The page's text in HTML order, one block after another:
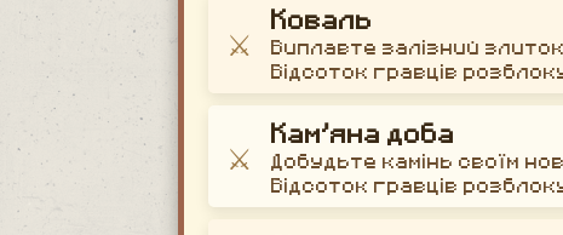
⚔️
Коваль
Виплавте залізний злиток
Відсоток гравців
⚔️
Кам’яна доба
Добудьте камінь своїм
Відсоток гравців